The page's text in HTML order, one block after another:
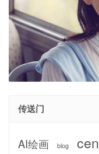
传送门
AI绘画 blog